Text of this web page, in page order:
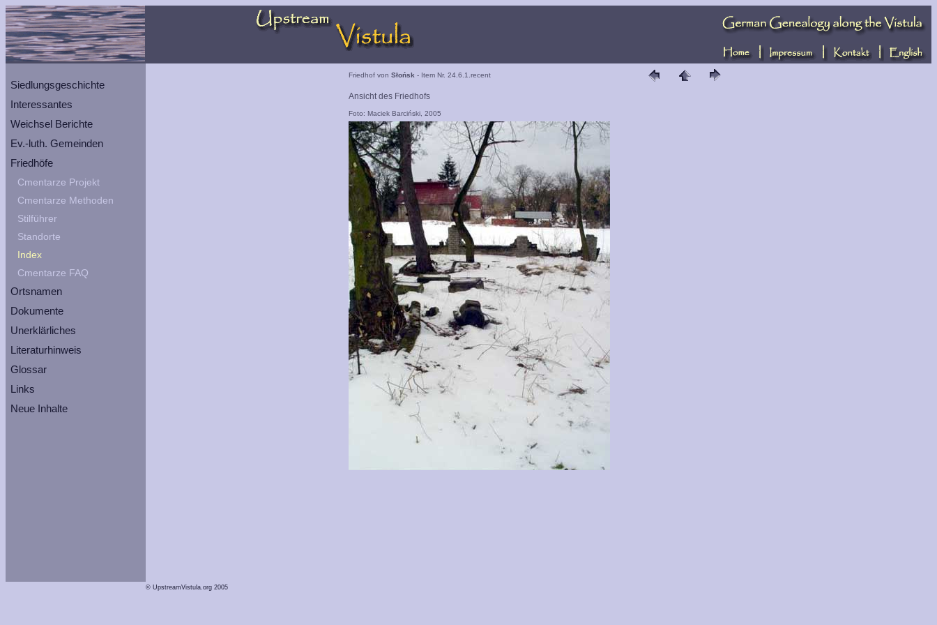
Siedlungsgeschichte
Interessantes
Weichsel Berichte
Ev.-luth. Gemeinden
Friedhöfe
Cmentarze Projekt
Cmentarze Methoden
Stilführer
Standorte
Index
Cmentarze FAQ
Ortsnamen
Dokumente
Unerklärliches
Literaturhinweis
Glossar
Links
Neue Inhalte
Friedhof von Słońsk - Item Nr. 24.6.1.recent
Ansicht des Friedhofs
Foto: Maciek Barciński, 2005
© UpstreamVistula.org 2005